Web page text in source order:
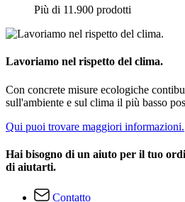
Più di 11.900 prodotti
Lavoriamo nel rispetto del clima.
Con concrete misure ecologiche
sull'ambiente e sul clima il più basso
Qui puoi trovare maggiori informazioni.
Hai bisogno di un aiuto per il tuo
di aiutarti.
Contatto